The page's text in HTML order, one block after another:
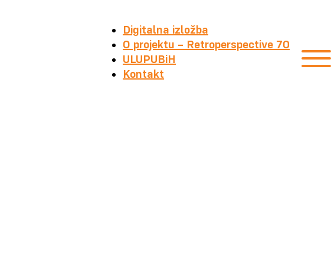
Digitalna izložba
O projektu – Retroperspective 70
ULUPUBiH
Kontakt